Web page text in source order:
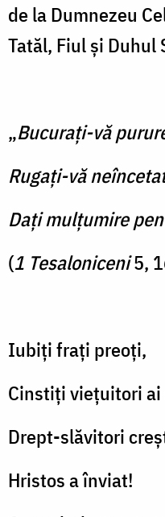
de la Dumnezeu
Tatăl, Fiul şi Duhul
„Bucurați-vă
Rugați-vă
Dați mulțumire
(1 Tesaloniceni5,
Iubiți frați preoți,
Cinstiți viețuitori
Drept-slăvitori
Hristos a înviat!